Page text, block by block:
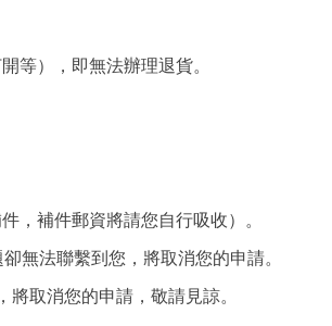
等），即無法辦理退貨。
，補件郵資將請您自行吸收）。
無法聯繫到您，將取消您的申請。
將取消您的申請，敬請見諒。